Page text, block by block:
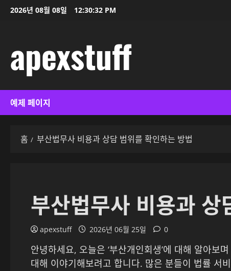
기
2026년 08월 08일 12:30:32 PM
apexstuff
예제 페이지
홈 부산법무사 비용과 상담 범위를 확인하는 방법
부산법무사 비용과
apexstuff 2026년 06월 25일 0
안녕하세요, 오늘은 ‘부산개인회생’에 대해 알아보
대해 이야기해보려고 합니다. 많은 분들이 법률 서